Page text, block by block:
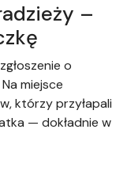
–
o
miejsce
którzy przyłapali
— dokładnie w